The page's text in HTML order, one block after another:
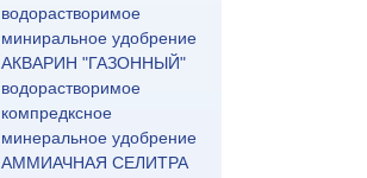
водорастворимое
миниральное удобрение
АКВАРИН "ГАЗОННЫЙ"
водорастворимое
компредксное
минеральное удобрение
АММИАЧНАЯ СЕЛИТРА